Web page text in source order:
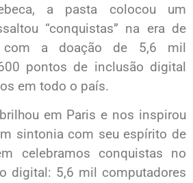
a pasta colocou um
“conquistas” na era de
com a doação de 5,6 mil
pontos de inclusão digital
em todo o país.
em Paris e nos inspirou
sintonia com seu espírito de
celebramos conquistas no
digital: 5,6 mil computadores